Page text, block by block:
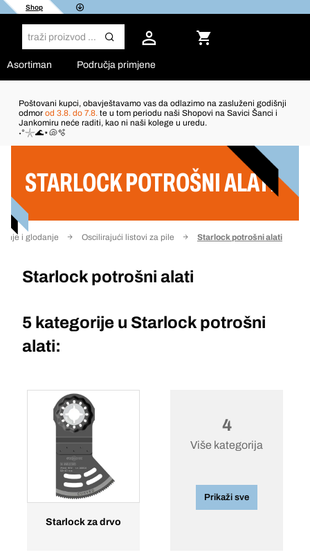
Shop
Asortiman Područja primjene
Poštovani kupci, obavještavamo vas da odlazimo na zasluženi godišnji
odmor od 3.8. do 7.8. te u tom periodu naši Shopovi na Savici Šanci i
Jankomiru neće raditi, kao ni naši kolege u uredu.
˖°𓇼🌊⋆🐚🫧
STARLOCK POTROŠNI ALATI
i glodanje Oscilirajući listovi za pile Starlock potrošni alati
Starlock potrošni alati
5 kategorije u Starlock potrošni
alati:
Starlock za drvo
4
Više kategorija
Prikaži sve
Filter